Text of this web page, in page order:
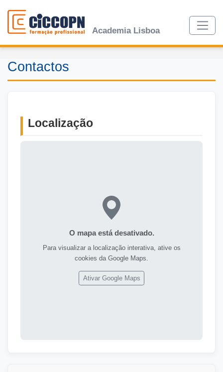
Academia Lisboa
Contactos
Localização
O mapa está desativado.
Para visualizar a localização interativa, ative os
cookies da Google Maps.
Ativar Google Maps